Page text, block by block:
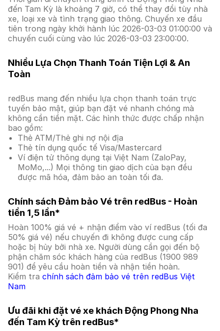
đến Tam Kỳ là khoảng 7 giờ, có thể thay đổi tùy nhà
xe, loại xe và tình trạng giao thông. Chuyến xe đầu
tiên trong ngày khởi hành lúc 2026-03-03 01:00:00 và
chuyến cuối cùng vào lúc 2026-03-03 23:00:00.
Nhiều Lựa Chọn Thanh Toán Tiện Lợi & An
Toàn
redBus mang đến nhiều lựa chọn thanh toán trực
tuyến bảo mật, giúp bạn đặt vé nhanh chóng mà
không cần tiền mặt. Các hình thức được chấp nhận
bao gồm:
Thẻ ATM/Thẻ ghi nợ nội địa
Thẻ tín dụng quốc tế Visa/Mastercard
Ví điện tử thông dụng tại Việt Nam (ZaloPay,
MoMo,...) Mọi thông tin giao dịch của bạn đều
được mã hóa, đảm bảo an toàn tối đa.
Chính sách Đảm bảo Vé trên redBus - Hoàn
tiền 1,5 lần*
Hoàn 100% giá vé + nhận điểm vào ví redBus (tối đa
50% giá vé) nếu chuyến đi không được cung cấp
hoặc bị hủy bởi nhà xe. Người dùng cần gọi đến bộ
phận chăm sóc khách hàng của redBus (1900 989
901) để yêu cầu hoàn tiền và nhận tiền hoàn.
Kiểm tra chính sách đảm bảo vé trên redBus Việt
Nam
Ưu đãi khi đặt vé xe khách Động Phong Nha
đến Tam Kỳ trên redBus*